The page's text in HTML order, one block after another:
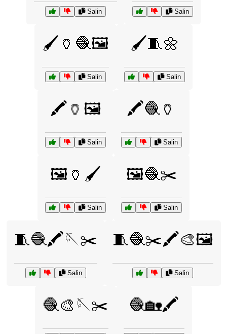
Salin Salin
🖌️🏺🧶🖼️
Salin
🖌️🧵🌼
Salin
🖍️🏺🖼️
Salin
🖍️🧶🏺
Salin
🖼️🏺🖌️
Salin
🖼️🧶✂️
Salin
🧵🧶🖍️🪡✂️
Salin
🧵🧶✂️🖍️🎨🖼️
Salin
🧶🎨🪡✂️ 🧶🏡🖍️